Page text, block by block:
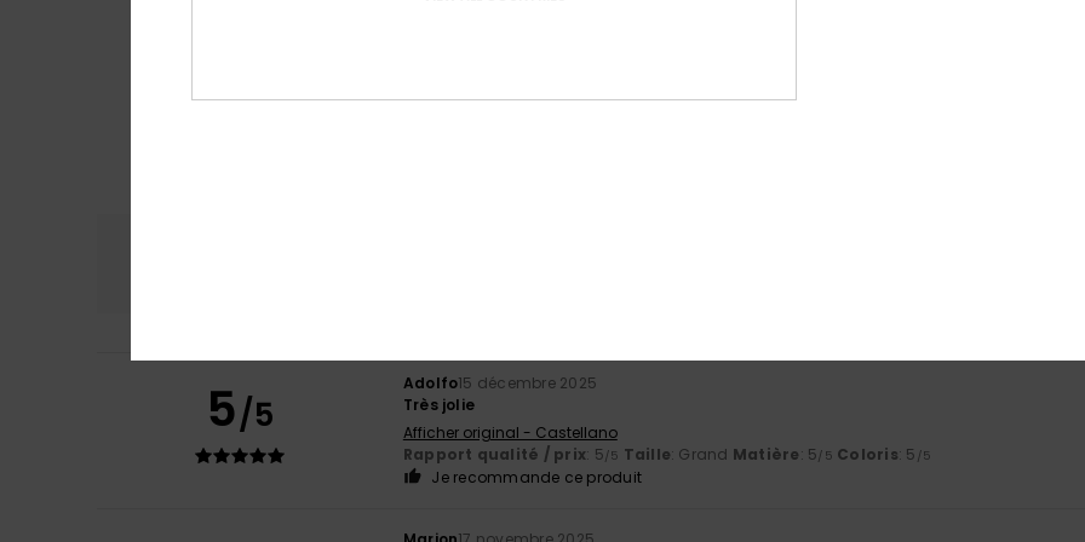
5/5
Adolfo15 décembre 2025
Très jolie
Afficher original - Castellano
Rapport qualité / prix: 5 /5 Taille: Grand Matière: 5 /5 Coloris: 5 /5
Je recommande ce produit